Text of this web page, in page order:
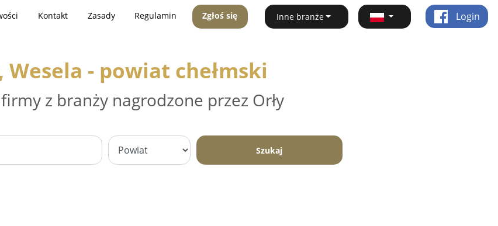
Kontakt Zasady Regulamin Zgłoś się Inne branże Login
Wesela - powiat chełmski
z branży nagrodzone przez Orły
Szukaj